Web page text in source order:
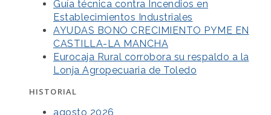
Guía técnica contra Incendios en
Establecimientos Industriales
AYUDAS BONO CRECIMIENTO PYME EN
CASTILLA-LA MANCHA
Eurocaja Rural corrobora su respaldo a la
Lonja Agropecuaria de Toledo
HISTORIAL
agosto 2026